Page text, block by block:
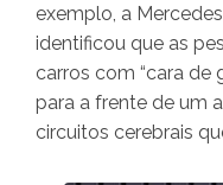
exemplo, a
identificou que as
carros com “cara de
para a frente de um
circuitos cerebrais